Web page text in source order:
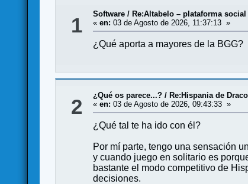
1 Software / Re:Altabelo – plataforma
«en: 03 de Agosto de 2026, 11:37:13 »
¿Qué aporta a mayores de la BGG?
2 ¿Qué os parece...? / Re:Hispania de
«en: 03 de Agosto de 2026, 09:43:33 »
¿Qué tal te ha ido con él?
Por mí parte, tengo una sensación
y cuando juego en solitario es
bastante el modo competitivo de
decisiones.